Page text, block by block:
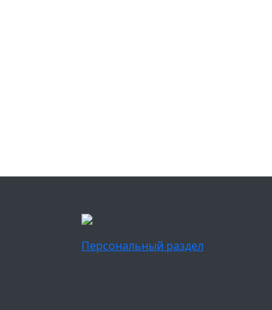
Персональный раздел